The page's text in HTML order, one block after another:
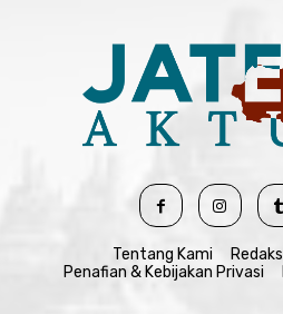
Tentang Kami
Penafian & Kebijakan Privasi